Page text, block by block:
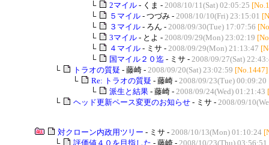
└
2マイル - くま - 2008/10/11(Sat) 02:05:25
└
５マイル - つづみ - 2008/10/10(Fri) 23:15:01
└
３マイル - ろん - 2008/09/30(Tue) 17:07:56
└
3マイル - とよ - 2008/09/29(Mon) 23:02:19
└
４マイル - ミサ - 2008/09/29(Mon) 21:13:47
└
国マイル２０迄 - ミサ - 2008/09/27(Sat)
└
トラオの質疑 - 藤崎 - 2008/09/20(Sat) 23:02:59 [No.1447]
└
Re: トラオの質疑 - 藤崎 - 2008/09/23(Tue) 00:09:20
└
派生と結果 - 藤崎 - 2008/09/24(Wed) 01:21:43
└
ヘッド更新ペース変更のお知らせ - ミサ - 2008/09/
対クローン内政用ツリー - ミサ - 2008/10/13(Mon) 01:10:24
└
評価値４０を目指した - 藤崎 - 2008/10/23(Thu) 03:56:51